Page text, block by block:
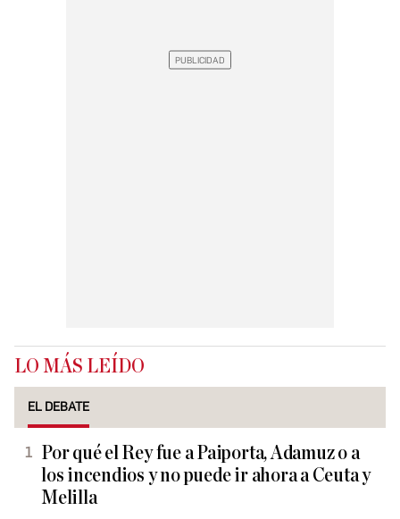
LO MÁS LEÍDO
EL DEBATE
Por qué el Rey fue a Paiporta, Adamuz o a
los incendios y no puede ir ahora a Ceuta y
Melilla